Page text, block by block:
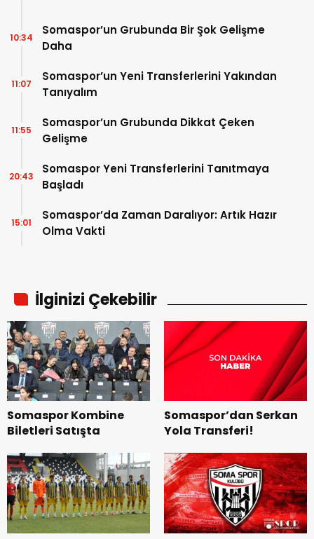
Somaspor’un Grubunda Bir Şok Gelişme
Daha
10:34
Somaspor’un Yeni Transferlerini Yakından
Tanıyalım
11:07
Somaspor’un Grubunda Dikkat Çeken
Gelişme
11:55
Somaspor Yeni Transferlerini Tanıtmaya
Başladı
20:43
Somaspor’da Zaman Daralıyor: Artık Hazır
Olma Vakti
15:01
İlginizi Çekebilir
Somaspor Kombine
Biletleri Satışta
Somaspor’dan Serkan
Yola Transferi!